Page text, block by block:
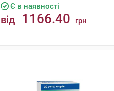
Є в наявності
від 1166.40 грн